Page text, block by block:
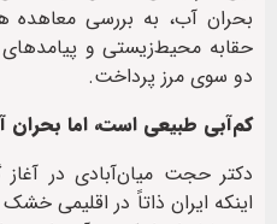
بحران آب، به بررسی
حقابه محیط‌زیستی و
دو سوی مرز پرداخت.
کم‌آبی طبیعی است، اما بحران
دکتر حجت میان‌آبادی در آغاز
اینکه ایران ذاتاً در اقلیمی